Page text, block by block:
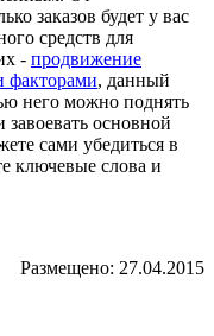
заказов будет у вас
средств для
- продвижение
факторами, данный
него можно поднять
основной
сами убедиться в
ключевые слова и
Размещено: 27.04.2015